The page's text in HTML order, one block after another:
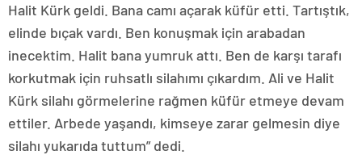
Halit Kürk geldi. Bana camı açarak küfür etti. Tartıştık,
elinde bıçak vardı. Ben konuşmak için arabadan
inecektim. Halit bana yumruk attı. Ben de karşı tarafı
korkutmak için ruhsatlı silahımı çıkardım. Ali ve Halit
Kürk silahı görmelerine rağmen küfür etmeye devam
ettiler. Arbede yaşandı, kimseye zarar gelmesin diye
silahı yukarıda tuttum” dedi.